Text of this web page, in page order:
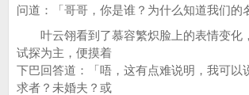
问道：「哥哥，你是谁？为什么知道我们的
叶云翎看到了慕容繁炽脸上的表情变化
试探为主，便摸着
下巴回答道：「唔，这有点难说明，我可以
求者？未婚夫？或